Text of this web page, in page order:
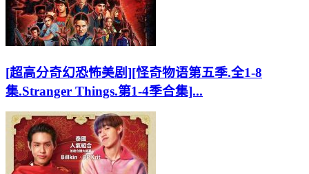
[超高分奇幻恐怖美剧][怪奇物语第五季.全1-8
集.Stranger Things.第1-4季合集]...